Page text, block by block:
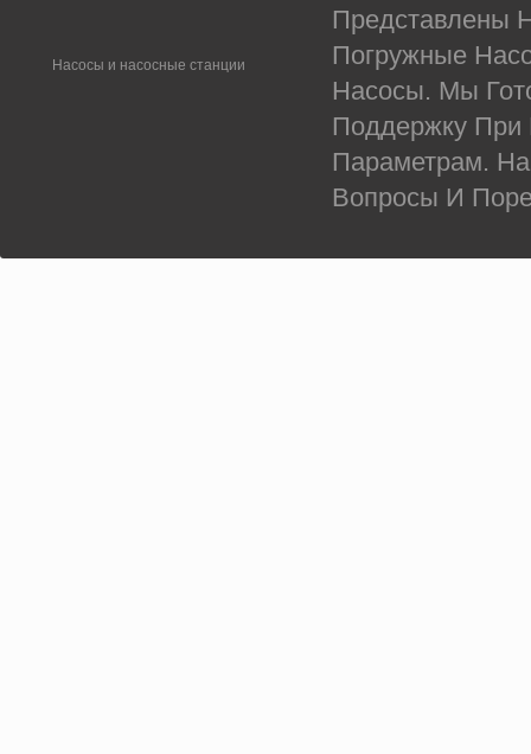
Насосы и насосные станции
Представлены
Погружные
Насосы. Мы
Поддержку
Параметрам.
Вопросы И